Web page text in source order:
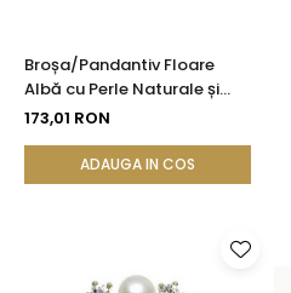
Broșa/Pandantiv Floare
Albă cu Perle Naturale și
Accente Aurii
173,01 RON
ADAUGA IN COS